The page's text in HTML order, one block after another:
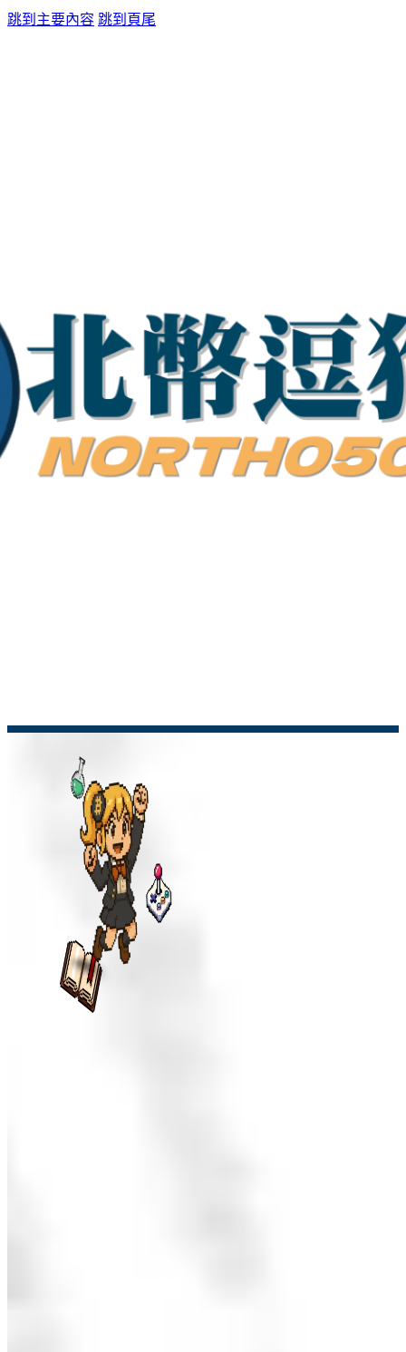
跳到主要內容 跳到頁尾